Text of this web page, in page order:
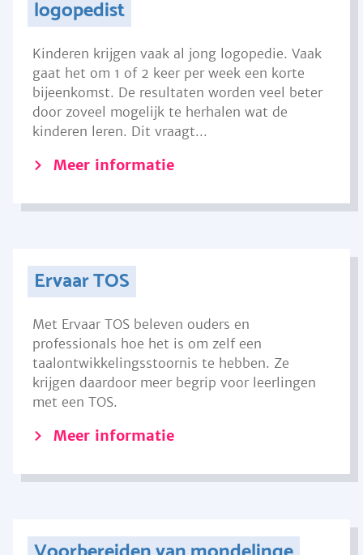
logopedist
Kinderen krijgen vaak al jong logopedie. Vaak
gaat het om 1 of 2 keer per week een korte
bijeenkomst. De resultaten worden veel beter
door zoveel mogelijk te herhalen wat de
kinderen leren. Dit vraagt...
Meer informatie
Ervaar TOS
Met Ervaar TOS beleven ouders en
professionals hoe het is om zelf een
taalontwikkelingsstoornis te hebben. Ze
krijgen daardoor meer begrip voor leerlingen
met een TOS.
Meer informatie